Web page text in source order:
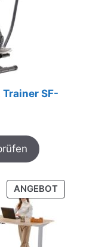
SF-
ANGEBOTPRODUKT
IM